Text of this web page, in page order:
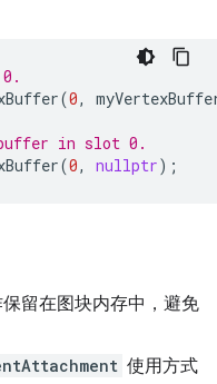
(0,
in slot 0.
(0, nullptr);
留在图块内存中，避免
使用方式